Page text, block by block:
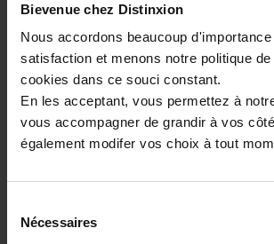
Bievenue chez Distinxion
Nous accordons beaucoup
satisfaction et menons notre politique
cookies dans ce souci constant.
En les acceptant, vous permettez à
vous accompagner de grandir à vos
également modifer vos choix à tout
Nécessaires
PEUGEOT 308